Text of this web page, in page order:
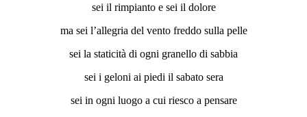
sei il rimpianto e sei il dolore
ma sei l’allegria del vento freddo sulla pelle
sei la staticità di ogni granello di sabbia
sei i geloni ai piedi il sabato sera
sei in ogni luogo a cui riesco a pensare